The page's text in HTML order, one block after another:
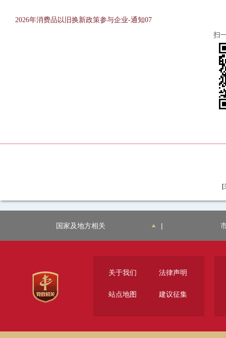
2026年消费品以旧换新政策参与企业-通知07
扫
[
国家及地方相关 |
关于我们 法律声明
站点地图 建议征集